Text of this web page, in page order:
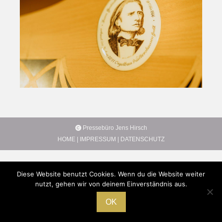
Pressebüro Jens Hirsch
HOME
IMPRESSUM DATENSCHUTZ
Diese Website benutzt Cookies. Wenn du die Website weiter
nutzt, gehen wir von deinem Einverständnis aus.
OK